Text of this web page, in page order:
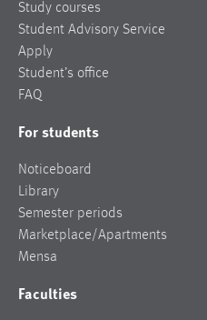
Study courses
Student Advisory Service
Apply
Student’s office
FAQ
For students
Noticeboard
Library
Semester periods
Marketplace/Apartments
Mensa
Faculties